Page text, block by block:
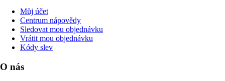
Můj účet
Centrum nápovědy
Sledovat mou objednávku
Vrátit mou objednávku
Kódy slev
O nás